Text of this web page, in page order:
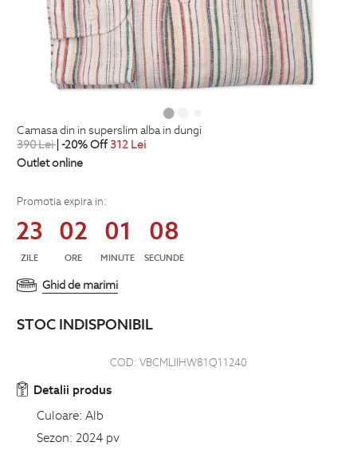
camasa din in superslim alba in dungi
390Lei| -20% Off312 Lei
Outlet online
Promotia expira in:
23
ZILE
02
ORE
01
MINUTE
08
SECUNDE
Ghid de marimi
STOC INDISPONIBIL
COD: VBCMLIIHW81Q11240
Detalii produs
Culoare: Alb
Sezon: 2024 pv